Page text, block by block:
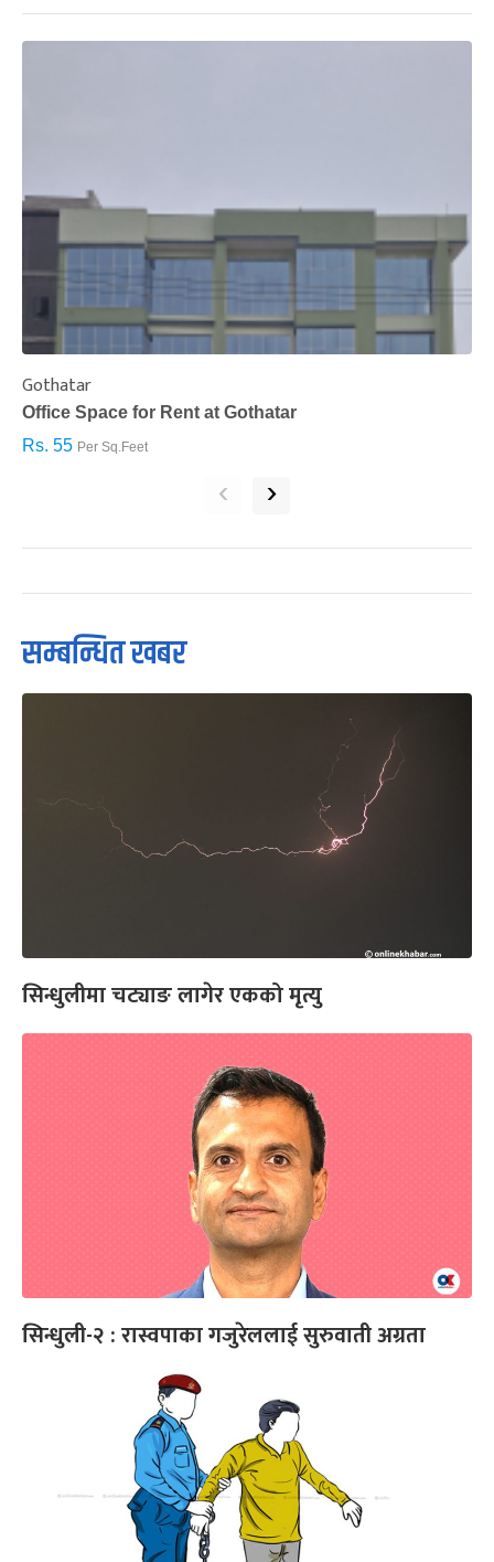
Gothatar
Office Space for Rent at Gothatar
Rs. 55 Per Sq.Feet
‹ ›
सम्बन्धित खबर
सिन्धुलीमा चट्याङ लागेर एकको मृत्यु
सिन्धुली-२ : रास्वपाका गजुरेललाई सुरुवाती अग्रता